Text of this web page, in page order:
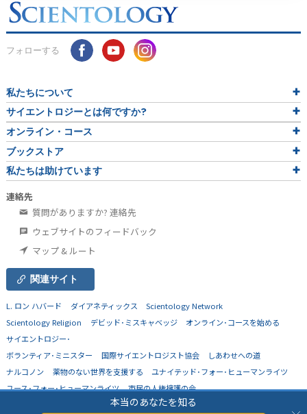
本当のあなたを知る
フォローする
私たちについて
サイエントロジーとは何ですか?
オンライン・コース
ブックストア
私たちは助けています
連絡先
質問がありますか? 連絡先
ウェブサイトのフィードバック
マップ & ルート
関連サイト
L. ロン ハバード ダイアネティックス
Scientology Network
Scientology Religion
デビッド･ミスキャベッジ
オンライン･コースを始める
サイエントロジー･
ボランティア･ミニスター
国際サイエントロジスト協会
しあわせへの道
ナルコノン
薬物のない世界を支援する
ユナイテッド･フォー･ヒューマンライツ
ユース･フォー･ヒューマンライツ
市民の人権擁護の会
Church of Scientology Flag Ship Service Organization.不許複製。プライバシ